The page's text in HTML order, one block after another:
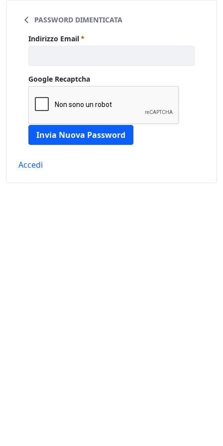
PASSWORD DIMENTICATA
Password Dimenticata
Indirizzo Email
Obbligatorio
Google Recaptcha
Invia Nuova Password
Accedi